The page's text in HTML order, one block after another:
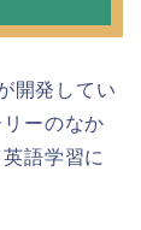
開発してい
ーのなか
語学習に